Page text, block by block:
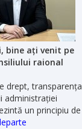
bine ați venit pe
raional
drept, transparența
administrației
un principiu de